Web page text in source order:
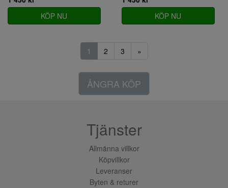
KÖP NU
KÖP NU
1 2 3 »
ÅNGRA KÖP
Tjänster
Allmänna villkor
Köpvillkor
Leveranser
Byten & returer